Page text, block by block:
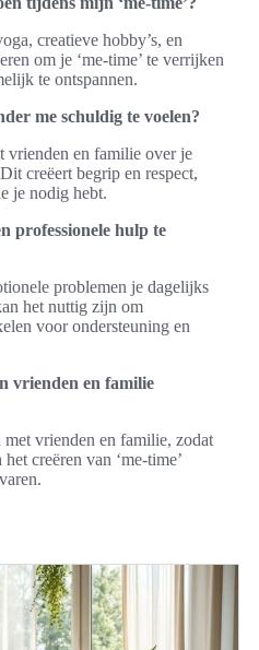
creatieve hobby’s, en
om je ‘me-time’ te verrijken
te ontspannen.
me schuldig te voelen?
vrienden en familie over je
creëert begrip en respect,
je nodig hebt.
professionele hulp te
problemen je dagelijks
het nuttig zijn om
voor ondersteuning en
vrienden en familie
vrienden en familie, zodat
creëren van ‘me-time’